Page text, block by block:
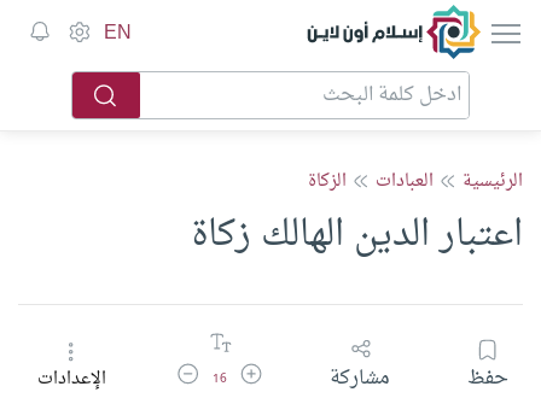
إسلام أون لاين EN
الرئيسية العبادات الزكاة
اعتبار الدين الهالك زكاة
حفظ مشاركة زيادة حجم الخط
16 تقليل حجم الخطالإعدادات